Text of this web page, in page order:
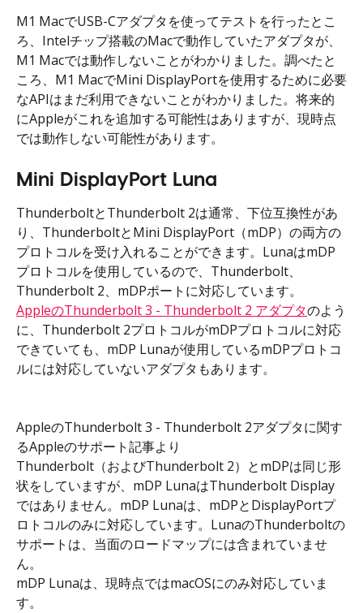
M1 MacでUSB-Cアダプタを使ってテストを行ったとこ
ろ、Intelチップ搭載のMacで動作していたアダプタが、
M1 Macでは動作しないことがわかりました。調べたと
ころ、M1 MacでMini DisplayPortを使用するために必要
なAPIはまだ利用できないことがわかりました。将来的
にAppleがこれを追加する可能性はありますが、現時点
では動作しない可能性があります。
Mini DisplayPort Luna
ThunderboltとThunderbolt 2は通常、下位互換性があ
り、ThunderboltとMini DisplayPort（mDP）の両方の
プロトコルを受け入れることができます。LunaはmDP
プロトコルを使用しているので、Thunderbolt、
Thunderbolt 2、mDPポートに対応しています。
AppleのThunderbolt 3 - Thunderbolt 2 アダプタのよう
に、Thunderbolt 2プロトコルがmDPプロトコルに対応
できていても、mDP Lunaが使用しているmDPプロトコ
ルには対応していないアダプタもあります。
AppleのThunderbolt 3 - Thunderbolt 2アダプタに関す
るAppleのサポート記事より
Thunderbolt（およびThunderbolt 2）とmDPは同じ形
状をしていますが、mDP LunaはThunderbolt Display
ではありません。mDP Lunaは、mDPとDisplayPortプ
ロトコルのみに対応しています。LunaのThunderboltの
サポートは、当面のロードマップには含まれていませ
ん。
mDP Lunaは、現時点ではmacOSにのみ対応していま
す。